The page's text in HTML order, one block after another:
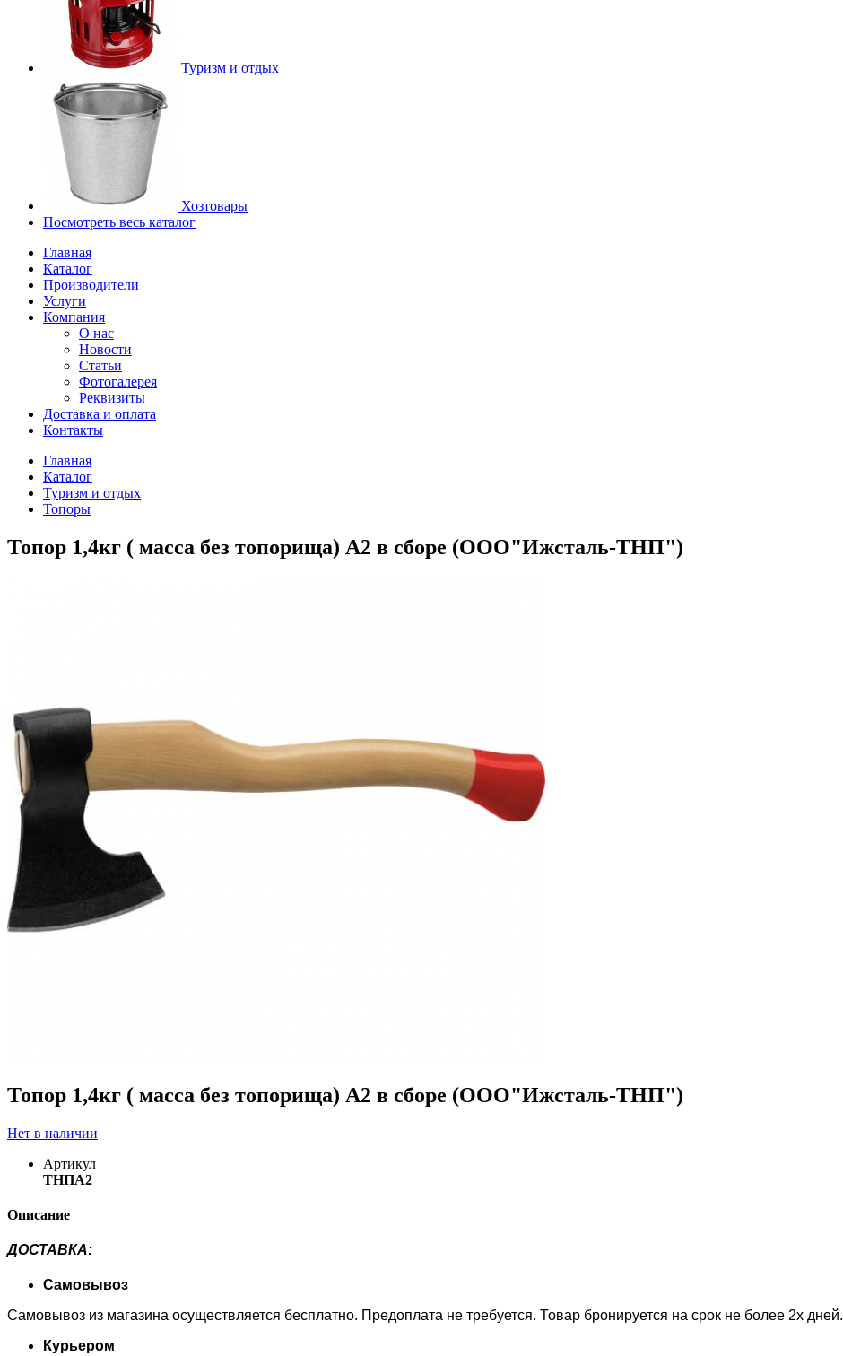
Туризм и отдых
Хозтовары
Посмотреть весь каталог
Главная
Каталог
Производители
Услуги
Компания
О нас
Новости
Статьи
Фотогалерея
Реквизиты
Доставка и оплата
Контакты
Главная
Каталог
Туризм и отдых
Топоры
Топор 1,4кг ( масса без топорища) А2 в сборе (ООО"Ижсталь-ТНП")
Топор 1,4кг ( масса без топорища) А2 в сборе (ООО"Ижсталь-ТНП")
Нет в наличии
Артикул
ТНПА2
Описание
ДОСТАВКА:
Самовывоз
Самовывоз из магазина осуществляется бесплатно. Предоплата не требуется. Товар бронируется на срок не более 2х дней.
Курьером